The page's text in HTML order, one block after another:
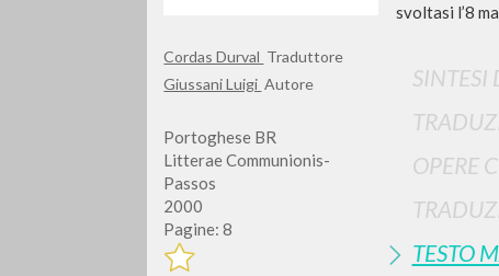
Cordas Durval Traduttore
Giussani Luigi Autore
Portoghese BR
Litterae Communionis-
Passos
2000
Pagine: 8
svoltasi l’8
SINTESI
OPERE
TESTO